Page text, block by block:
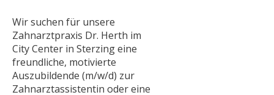
Wir suchen für unsere
Zahnarztpraxis Dr. Herth im
City Center in Sterzing eine
freundliche, motivierte
Auszubildende (m/w/d) zur
Zahnarztassistentin oder eine